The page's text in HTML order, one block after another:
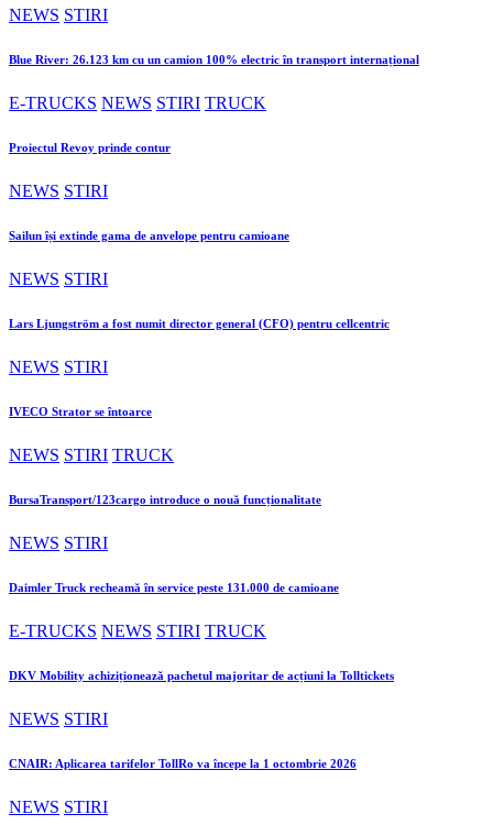
NEWS STIRI
Blue River: 26.123 km cu un camion 100% electric în transport internațional
E-TRUCKS NEWS STIRI TRUCK
Proiectul Revoy prinde contur
NEWS STIRI
Sailun își extinde gama de anvelope pentru camioane
NEWS STIRI
Lars Ljungström a fost numit director general (CFO) pentru cellcentric
NEWS STIRI
IVECO Strator se întoarce
NEWS STIRI TRUCK
BursaTransport/123cargo introduce o nouă funcționalitate
NEWS STIRI
Daimler Truck recheamă în service peste 131.000 de camioane
E-TRUCKS NEWS STIRI TRUCK
DKV Mobility achiziționează pachetul majoritar de acțiuni la Tolltickets
NEWS STIRI
CNAIR: Aplicarea tarifelor TollRo va începe la 1 octombrie 2026
NEWS STIRI